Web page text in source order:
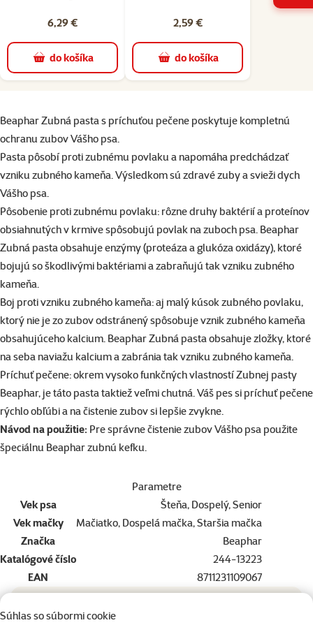
Súhlas so súbormi cookie
6,29 €
do košíka
2,59 €
do košíka
superzoo.product.detail.content
Beaphar Zubná pasta s príchuťou pečene poskytuje kompletnú
ochranu zubov Vášho psa.
Pasta pôsobí proti zubnému povlaku a napomáha predchádzať
vzniku zubného kameňa. Výsledkom sú zdravé zuby a svieži dych
Vášho psa.
Pôsobenie proti zubnému povlaku: rôzne druhy baktérií a proteínov
obsiahnutých v krmive spôsobujú povlak na zuboch psa. Beaphar
Zubná pasta obsahuje enzýmy (proteáza a glukóza oxidázy), ktoré
bojujú so škodlivými baktériami a zabraňujú tak vzniku zubného
kameňa.
Boj proti vzniku zubného kameňa: aj malý kúsok zubného povlaku,
ktorý nie je zo zubov odstránený spôsobuje vznik zubného kameňa
obsahujúceho kalcium. Beaphar Zubná pasta obsahuje zložky, ktoré
na seba naviažu kalcium a zabránia tak vzniku zubného kameňa.
Príchuť pečene: okrem vysoko funkčných vlastností Zubnej pasty
Beaphar, je táto pasta taktiež veľmi chutná. Váš pes si príchuť pečene
rýchlo obľúbi a na čistenie zubov si lepšie zvykne.
Návod na použitie: Pre správne čistenie zubov Vášho psa použite
špeciálnu Beaphar zubnú kefku.
Parametre
Vek psa
Šteňa, Dospelý, Senior
Vek mačky
Mačiatko, Dospelá mačka, Staršia mačka
Značka
Beaphar
Katalógové číslo
244-13223
EAN
8711231109067
Doprajte vášmu miláčikovi to najlepšie